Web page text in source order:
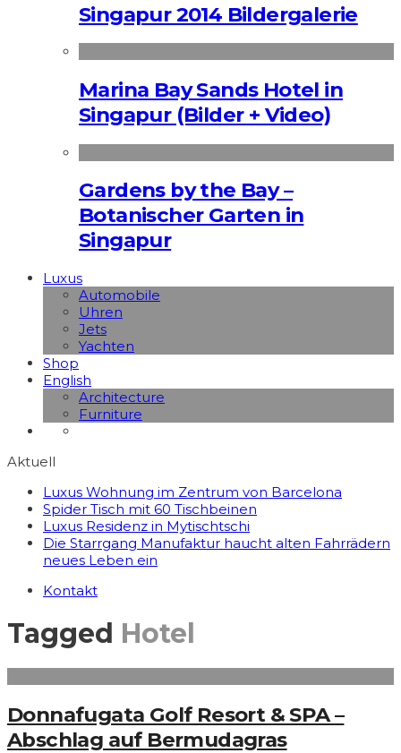
Singapur 2014 Bildergalerie
Marina Bay Sands Hotel in
Singapur (Bilder + Video)
Gardens by the Bay –
Botanischer Garten in
Singapur
Luxus
Automobile
Uhren
Jets
Yachten
Shop
English
Architecture
Furniture
Aktuell
Luxus Wohnung im Zentrum von Barcelona
Spider Tisch mit 60 Tischbeinen
Luxus Residenz in Mytischtschi
Die Starrgang Manufaktur haucht alten Fahrrädern
neues Leben ein
Kontakt
Tagged Hotel
Donnafugata Golf Resort & SPA –
Abschlag auf Bermudagras